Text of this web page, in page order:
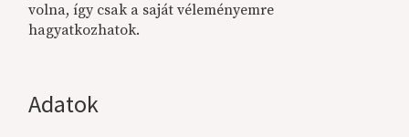
Adatok
volna, így csak a saját véleményemre
hagyatkozhatok.